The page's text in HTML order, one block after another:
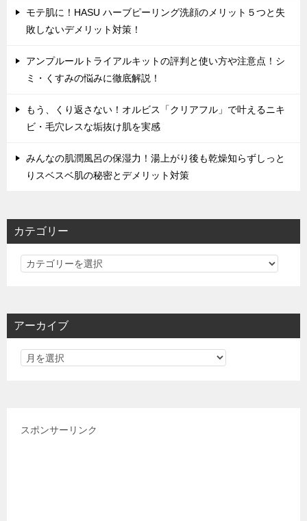
モテ肌に！HASU ハーブピーリング洗顔のメリット５つと失
敗しないデメリット対策！
アンプルールトライアルキットの評判と使い方や注意点！シ
ミ・くすみの悩みに徹底解説！
もう、くり返さない！オルビス「クリアフル」で叶えるニキ
ビ・毛穴レスな垢抜け肌を実感
みんなの肌潤風呂の保湿力！湯上がり後も乾燥知らずしっと
りスベスベ肌の秘密とデメリット対策
カテゴリー
カ
リ
アーカイブ
スポンサーリンク